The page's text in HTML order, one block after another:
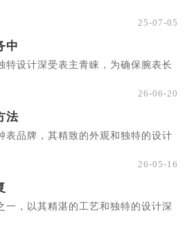
25-07-05
中
特设计深受表主青睐，为确保腕表长
26-06-20
法
表品牌，其精致的外观和独特的设计
26-05-16
一，以其精湛的工艺和独特的设计深